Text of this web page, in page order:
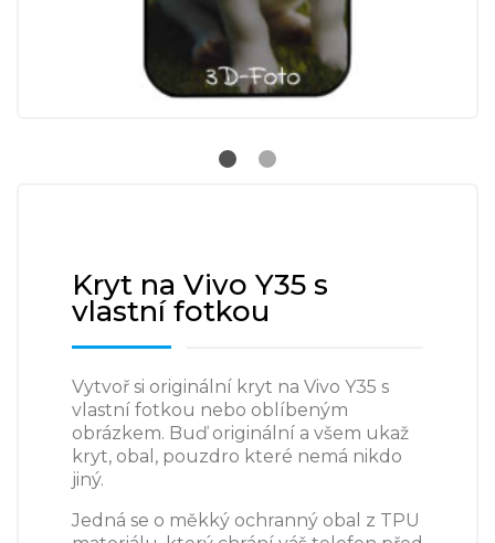
Kryt na Vivo Y35 s
vlastní fotkou
Vytvoř si originální kryt na Vivo Y35 s
vlastní fotkou nebo oblíbeným
obrázkem. Buď originální a všem ukaž
kryt, obal, pouzdro které nemá nikdo
jiný.
Jedná se o měkký ochranný obal z TPU